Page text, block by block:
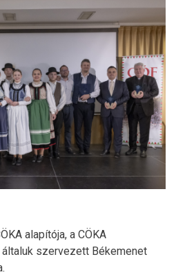
alapítója, a CÖKA
szervezett Békemenet